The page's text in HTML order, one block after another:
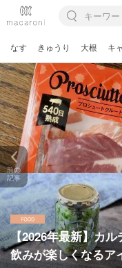
なす きゅうり 大根 キ
【2026年最新】カ
飲みが楽しくなるア
前の
記事